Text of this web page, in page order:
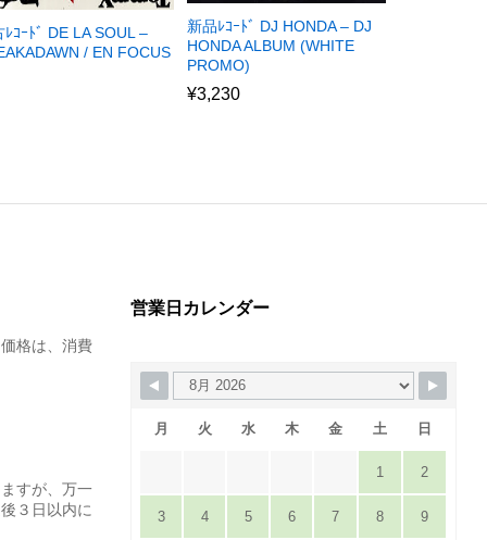
ﾚｺｰﾄﾞ DE LA SOUL –
/ EN FOCUS
新品ﾚｺｰﾄﾞ DJ HONDA – DJ
HONDA ALBUM (WHITE
PROMO)
¥3,230
格は、消費
すが、万一
３日以内に
営業日カレンダー
月 火 水 木 金 土 日
1 2
3 4 5 6 7 8 9